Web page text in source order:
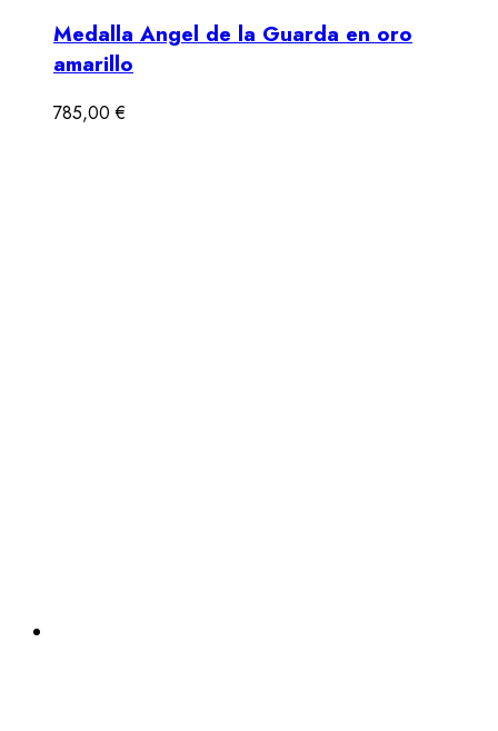
Medalla Angel de la Guarda en oro
amarillo
785,00€